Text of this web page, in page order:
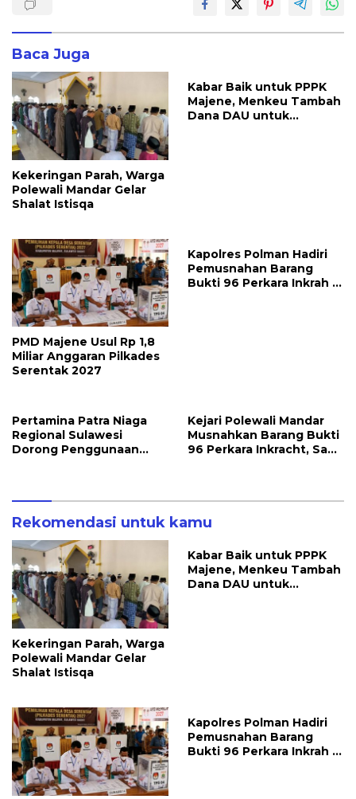
Baca Juga
Kekeringan Parah, Warga
Polewali Mandar Gelar
Shalat Istisqa
Kabar Baik untuk PPPK
Majene, Menkeu Tambah
Dana DAU untuk
PMD Majene Usul Rp 1,8
Miliar Anggaran Pilkades
Serentak 2027
Kapolres Polman Hadiri
Pemusnahan Barang
Bukti 96 Perkara Inkrah di
Pertamina Patra Niaga
Regional Sulawesi
Dorong Penggunaan
Kejari Polewali Mandar
Musnahkan Barang Bukti
96 Perkara Inkracht, Sabu
Rekomendasi untuk kamu
Kekeringan Parah, Warga
Polewali Mandar Gelar
Shalat Istisqa
Kabar Baik untuk PPPK
Majene, Menkeu Tambah
Dana DAU untuk
Kapolres Polman Hadiri
Pemusnahan Barang
Bukti 96 Perkara Inkrah di